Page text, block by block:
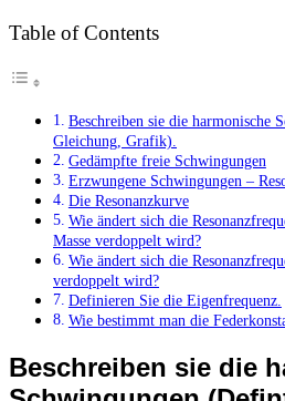
Table of Contents
Beschreiben sie die harmonische
Gleichung, Grafik).
Gedämpfte freie Schwingungen
Erzwungene Schwingungen –
Die Resonanzkurve
Wie ändert sich die
Masse verdoppelt wird?
Wie ändert sich die
verdoppelt wird?
Definieren Sie die Eigenfrequenz.
Wie bestimmt man die
Beschreiben sie die